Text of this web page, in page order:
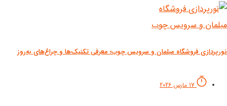
فروشگاه مبلمان و سرویس چوب؛ معرفی تکنیک‌ها و چراغ‌های به‌روز
17 مارس 2026